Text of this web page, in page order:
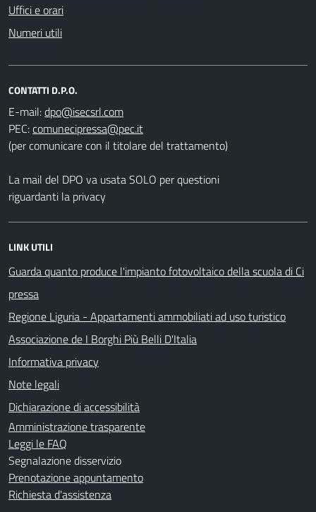
Uffici e orari
Numeri utili
CONTATTI D.P.O.
E-mail:
PEC:
(per comunicare con il titolare del trattamento)
La mail del DPO va usata SOLO per questioni
riguardanti la privacy
LINK UTILI
Guarda quanto produce l'impianto fotovoltaico della scuola di Ci
pressa
Regione Liguria - Appartamenti ammobiliati ad uso turistico
Associazione de I Borghi Più Belli D'Italia
Informativa privacy
Note legali
Dichiarazione di accessibilità
Amministrazione trasparente
Leggi le FAQ
Segnalazione disservizio
Prenotazione appuntamento
Richiesta d'assistenza